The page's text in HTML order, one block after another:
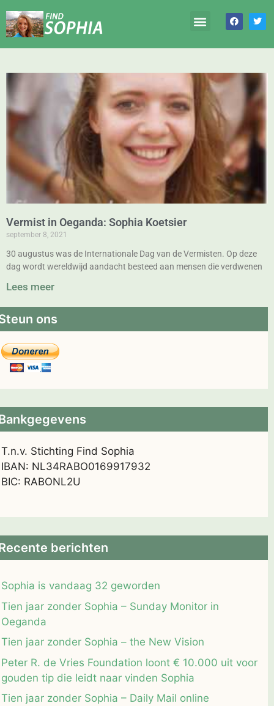
Vermist in Oeganda: Sophia Koetsier
september 8, 2021
30 augustus was de Internationale Dag van de Vermisten. Op deze
dag wordt wereldwijd aandacht besteed aan mensen die verdwenen
Lees meer
ons
T.n.v. Stichting Find Sophia
IBAN: NL34RABO0169917932
BIC: RABONL2U
berichten
Sophia is vandaag 32 geworden
Tien jaar zonder Sophia – Sunday Monitor in
Oeganda
Tien jaar zonder Sophia – the New Vision
Peter R. de Vries Foundation loont € 10.000 uit voor
gouden tip die leidt naar vinden Sophia
Tien jaar zonder Sophia – Daily Mail online